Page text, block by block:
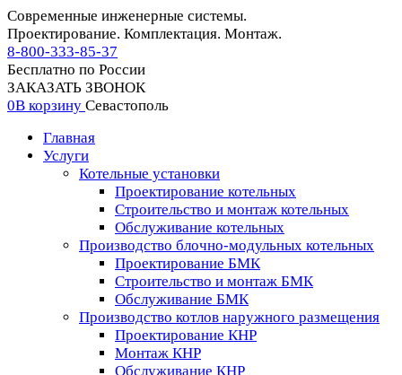
Современные инженерные системы.
Проектирование. Комплектация. Монтаж.
8-800-333-85-37
Бесплатно по России
ЗАКАЗАТЬ ЗВОНОК
0В корзину Севастополь
Главная
Услуги
Котельные установки
Проектирование котельных
Строительство и монтаж котельных
Обслуживание котельных
Производство блочно-модульных котельных
Проектирование БМК
Строительство и монтаж БМК
Обслуживание БМК
Производство котлов наружного размещения
Проектирование КНР
Монтаж КНР
Обслуживание КНР